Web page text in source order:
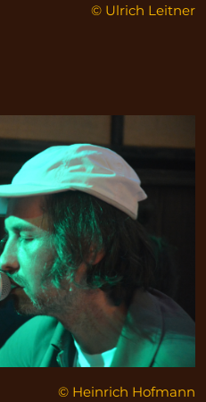
© Ulrich Leitner
© Heinrich Hofmann